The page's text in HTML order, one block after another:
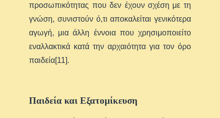
προσωπικότητας που δεν έχουν σχέση με τη
γνώση, συνιστούν ό,τι αποκαλείται γενικότερα
αγωγή, μια άλλη έννοια που χρησιμοποιείτο
εναλλακτικά κατά την αρχαιότητα για τον όρο
παιδεία[11].
Παιδεία και Εξατομίκευση